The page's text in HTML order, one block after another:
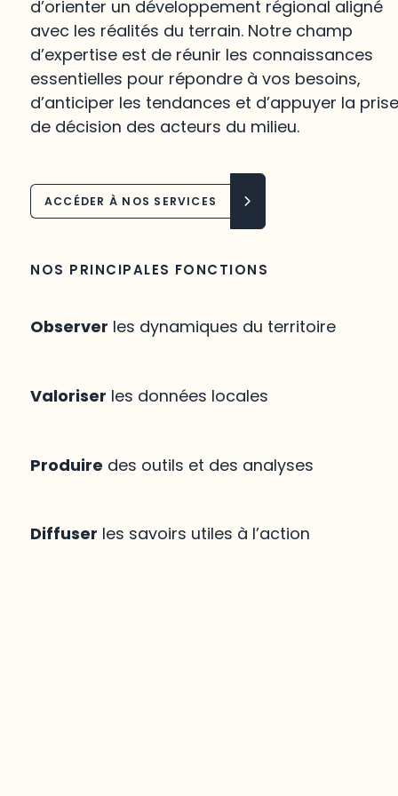
d’orienter un développement régional aligné
avec les réalités du terrain. Notre champ
d’expertise est de réunir les connaissances
essentielles pour répondre à vos besoins,
d’anticiper les tendances et d’appuyer la
de décision des acteurs du milieu.
ACCÉDER À NOS SERVICES
NOS PRINCIPALES FONCTIONS
Observer les dynamiques du territoire
Valoriser les données locales
Produire des outils et des analyses
Diffuser les savoirs utiles à l’action